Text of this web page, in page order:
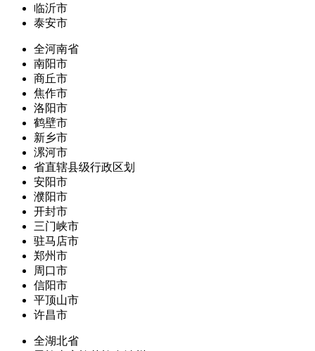
临沂市
泰安市
全河南省
南阳市
商丘市
焦作市
洛阳市
鹤壁市
新乡市
漯河市
省直辖县级行政区划
安阳市
濮阳市
开封市
三门峡市
驻马店市
郑州市
周口市
信阳市
平顶山市
许昌市
全湖北省